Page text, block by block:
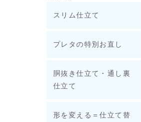
スリム仕立て
プレタの特別お直し
胴抜き仕立て・通し裏
仕立て
形を変える＝仕立て替